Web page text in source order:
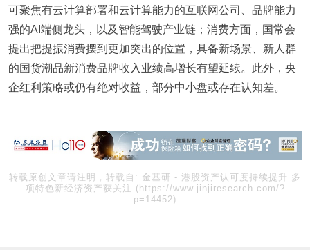
可聚焦有云计算部署和云计算能力的互联网公司、品牌能力
强的AI端侧龙头，以及智能驾驶产业链；消费方面，国常会
提出把提振消费摆到更加突出的位置，具备新场景、新人群
的国货潮品新消费品牌收入业绩高增长有望延续。此外，央
企红利策略或仍有绝对收益，部分中小盘或存在认知差。
转载原创文章请注明，转载自: 金基研 - 港股资产认可度持续提升 多
项特色新经济资产获关注 (https://www.jinjiresearch.com/?
p=14452)